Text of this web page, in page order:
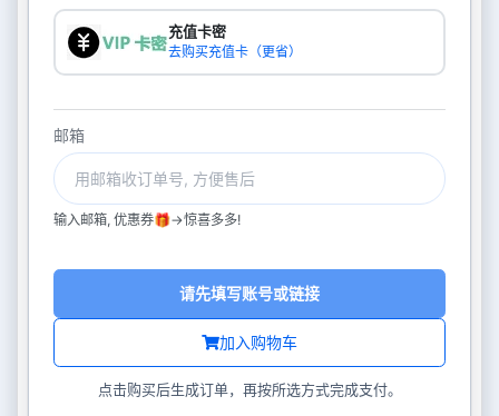
充值卡密
去购买充值卡（更省）
邮箱
输入邮箱, 优惠券🎁->惊喜多多!
加入购物车
请先填写账号或链接
点击购买后生成订单，再按所选方式完成支付。